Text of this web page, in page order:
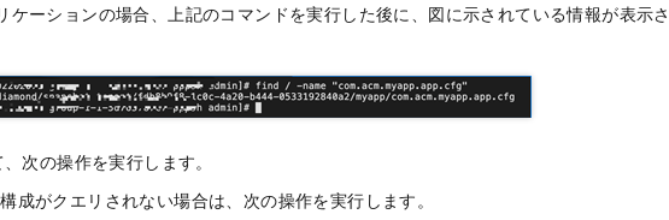
ケーションの場合、上記のコマンドを実行した後に、図に示されている情報が表示
次の操作を実行します。
成がクエリされない場合は、次の操作を実行します。